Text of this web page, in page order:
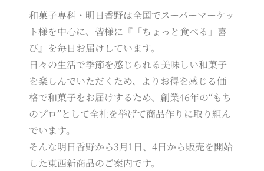
和菓子専科・明日香野は全国でスーパーマーケッ
ト様を中心に、皆様に『「ちょっと食べる」喜
び』を毎日お届けしています。
日々の生活で季節を感じられる美味しい和菓子
を楽しんでいただくため、よりお得を感じる価
格で和菓子をお届けするため、創業46年の“もち
のプロ”として全社を挙げて商品作りに取り組ん
でいます。
そんな明日香野から3月1日、4日から販売を開始
した東西新商品のご案内です。